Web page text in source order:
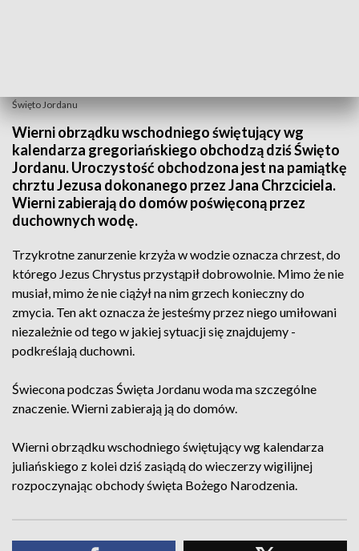
Święto Jordanu
Wierni obrządku wschodniego świętujący wg
kalendarza gregoriańskiego obchodzą dziś Święto
Jordanu. Uroczystość obchodzona jest na pamiątkę
chrztu Jezusa dokonanego przez Jana Chrzciciela.
Wierni zabierają do domów poświęconą przez
duchownych wodę.
Trzykrotne zanurzenie krzyża w wodzie oznacza chrzest, do
którego Jezus Chrystus przystąpił dobrowolnie. Mimo że nie
musiał, mimo że nie ciążył na nim grzech konieczny do
zmycia. Ten akt oznacza że jesteśmy przez niego umiłowani
niezależnie od tego w jakiej sytuacji się znajdujemy -
podkreślają duchowni.
Świecona podczas Święta Jordanu woda ma szczególne
znaczenie. Wierni zabierają ją do domów.
Wierni obrządku wschodniego świętujący wg kalendarza
juliańskiego z kolei dziś zasiądą do wieczerzy wigilijnej
rozpoczynając obchody święta Bożego Narodzenia.